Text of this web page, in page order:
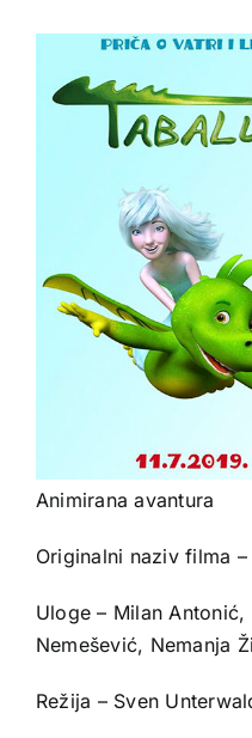
Animirana avantura
Originalni naziv filma –
Uloge – Milan
Nemešević, Nemanja
Režija – Sven